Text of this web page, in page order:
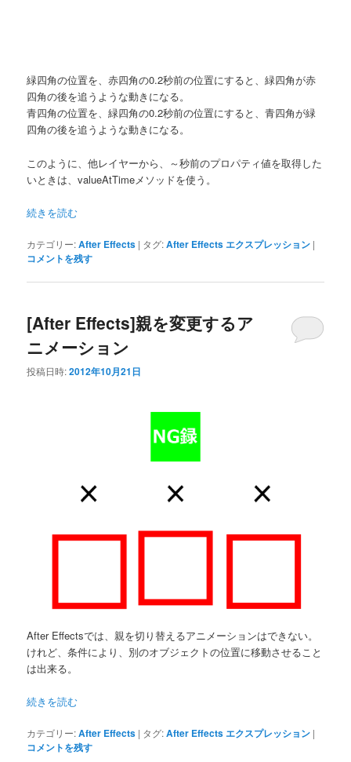
緑四角の位置を、赤四角の0.2秒前の位置にすると、緑四角が赤
四角の後を追うような動きになる。
青四角の位置を、緑四角の0.2秒前の位置にすると、青四角が緑
四角の後を追うような動きになる。
このように、他レイヤーから、～秒前のプロパティ値を取得した
いときは、valueAtTimeメソッドを使う。
続きを読む
カテゴリー:After Effects | タグ:After Effects エクスプレッション |
コメントを残す
[After Effects]親を変更するア
ニメーション
投稿日時:2012年10月21日
After Effectsでは、親を切り替えるアニメーションはできない。
けれど、条件により、別のオブジェクトの位置に移動させること
は出来る。
続きを読む
カテゴリー:After Effects | タグ:After Effects エクスプレッション |
コメントを残す